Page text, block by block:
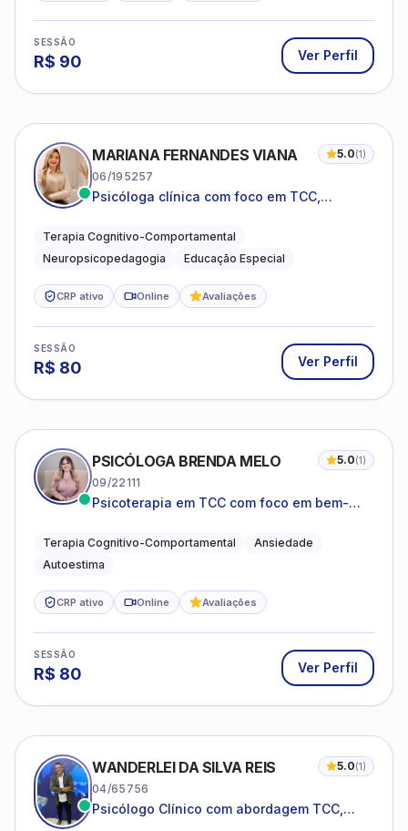
SESSÃO
R$ 90 Ver Perfil
MARIANA FERNANDES VIANA 5.0(1)
06/195257
Psicóloga clínica com foco em TCC,
do neurodesenvolvimento.
Terapia Cognitivo-Comportamental
Neuropsicopedagogia
Educação Especial
CRP ativo Online Avaliações
SESSÃO
R$ 80 Ver Perfil
PSICÓLOGA BRENDA MELO 5.0(1)
09/22111
Psicoterapia em TCC com foco em bem-
o cotidiano
Terapia Cognitivo-Comportamental
Ansiedade
Autoestima
CRP ativo Online Avaliações
SESSÃO
R$ 80 Ver Perfil
WANDERLEI DA SILVA REIS 5.0(1)
04/65756
Psicólogo Clínico com abordagem TCC,